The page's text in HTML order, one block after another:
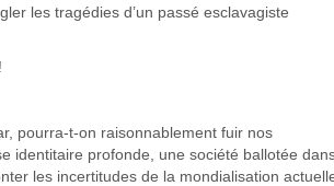
les tragédies d’un passé esclavagiste
pourra-t-on raisonnablement fuir nos
identitaire profonde, une société ballotée
les incertitudes de la mondialisation